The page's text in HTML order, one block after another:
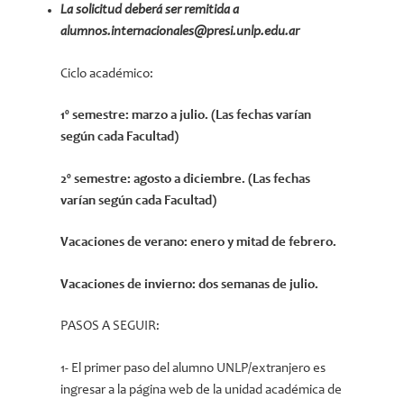
La solicitud deberá ser remitida a
alumnos.internacionales@presi.unlp.edu.ar
Ciclo académico:
1º semestre: marzo a julio. (Las fechas varían
según cada Facultad)
2º semestre: agosto a diciembre. (Las fechas
varían según cada Facultad)
Vacaciones de verano: enero y mitad de febrero.
Vacaciones de invierno: dos semanas de julio.
PASOS A SEGUIR:
1- El primer paso del alumno UNLP/extranjero es
ingresar a la página web de la unidad académica de